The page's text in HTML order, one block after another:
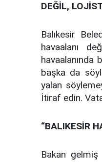
DEĞİL,
Balıkesir
havaalanı
başka da
yalan
İtiraf edin.
“BALIKESİR
Bakan